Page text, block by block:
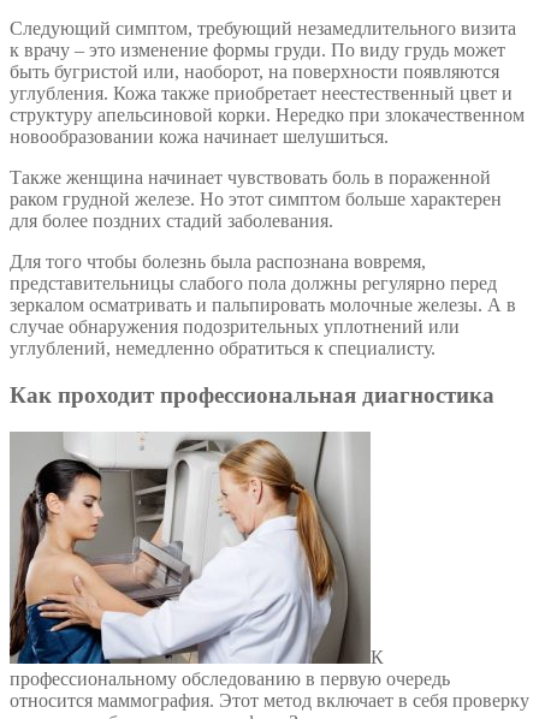
Следующий симптом, требующий незамедлительного визита
к врачу – это изменение формы груди. По виду грудь может
быть бугристой или, наоборот, на поверхности появляются
углубления. Кожа также приобретает неестественный цвет и
структуру апельсиновой корки. Нередко при злокачественном
новообразовании кожа начинает шелушиться.
Также женщина начинает чувствовать боль в пораженной
раком грудной железе. Но этот симптом больше характерен
для более поздних стадий заболевания.
Для того чтобы болезнь была распознана вовремя,
представительницы слабого пола должны регулярно перед
зеркалом осматривать и пальпировать молочные железы. А в
случае обнаружения подозрительных уплотнений или
углублений, немедленно обратиться к специалисту.
Как проходит профессиональная диагностика
К
профессиональному обследованию в первую очередь
относится маммография. Этот метод включает в себя проверку